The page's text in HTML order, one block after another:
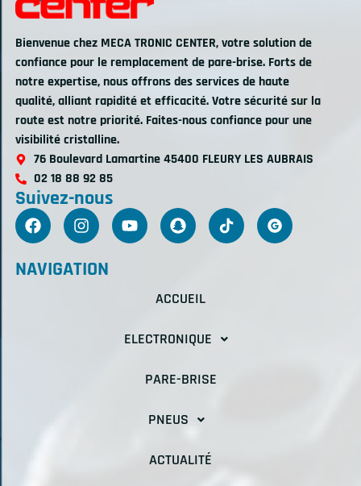
Bienvenue chez MECA TRONIC CENTER, votre solution de
confiance pour le remplacement de pare-brise. Forts de
notre expertise, nous offrons des services de haute
qualité, alliant rapidité et efficacité. Votre sécurité sur la
route est notre priorité. Faites-nous confiance pour une
visibilité cristalline.
76 Boulevard Lamartine 45400 FLEURY LES AUBRAIS
02 18 88 92 85
Suivez-nous
NAVIGATION
ACCUEIL
ELECTRONIQUE
PARE-BRISE
PNEUS
ACTUALITÉ